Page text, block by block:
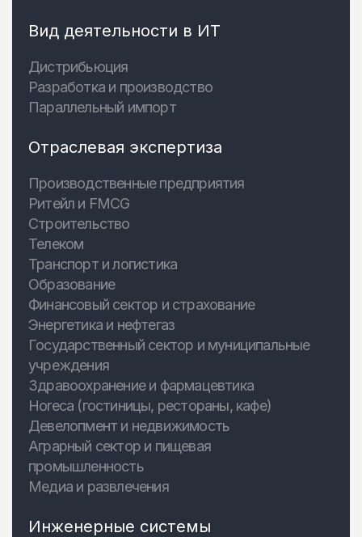
Вид деятельности в ИТ
Дистрибьюция
Разработка и производство
Параллельный импорт
Отраслевая экспертиза
Производственные предприятия
Ритейл и FMCG
Строительство
Телеком
Транспорт и логистика
Образование
Финансовый сектор и страхование
Энергетика и нефтегаз
Государственный сектор и муниципальные
учреждения
Здравоохранение и фармацевтика
Horeca (гостиницы, рестораны, кафе)
Девелопмент и недвижимость
Аграрный сектор и пищевая
промышленность
Медиа и развлечения
Инженерные системы